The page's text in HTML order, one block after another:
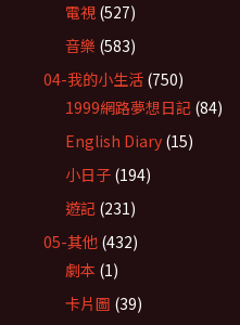
電視 (527)
音樂 (583)
04-我的小生活 (750)
1999網路夢想日記 (84)
English Diary (15)
小日子 (194)
遊記 (231)
05-其他 (432)
劇本 (1)
卡片圖 (39)